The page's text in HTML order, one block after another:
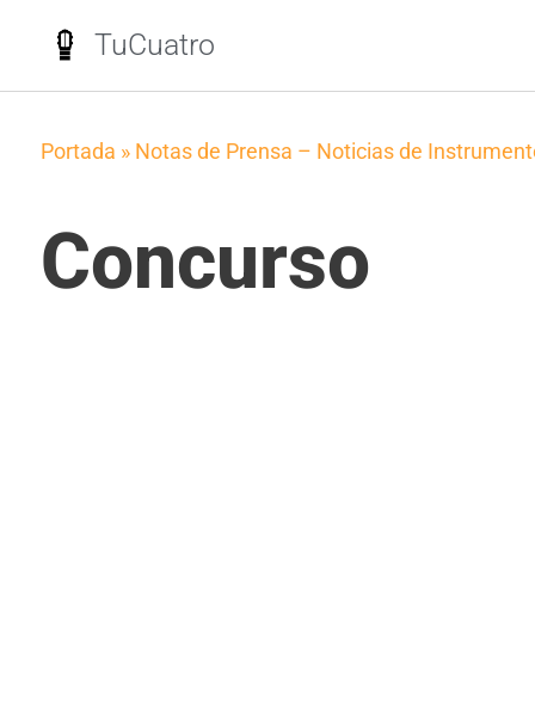
TuCuatro
Portada » Notas de Prensa – Noticias de
Concurso